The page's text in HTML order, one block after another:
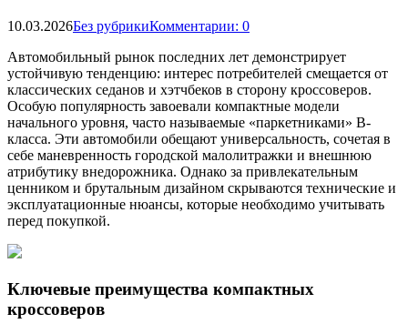
10.03.2026Без рубрикиКомментарии: 0
Автомобильный рынок последних лет демонстрирует
устойчивую тенденцию: интерес потребителей смещается от
классических седанов и хэтчбеков в сторону кроссоверов.
Особую популярность завоевали компактные модели
начального уровня, часто называемые «паркетниками» B-
класса. Эти автомобили обещают универсальность, сочетая в
себе маневренность городской малолитражки и внешнюю
атрибутику внедорожника. Однако за привлекательным
ценником и брутальным дизайном скрываются технические и
эксплуатационные нюансы, которые необходимо учитывать
перед покупкой.
Ключевые преимущества компактных
кроссоверов